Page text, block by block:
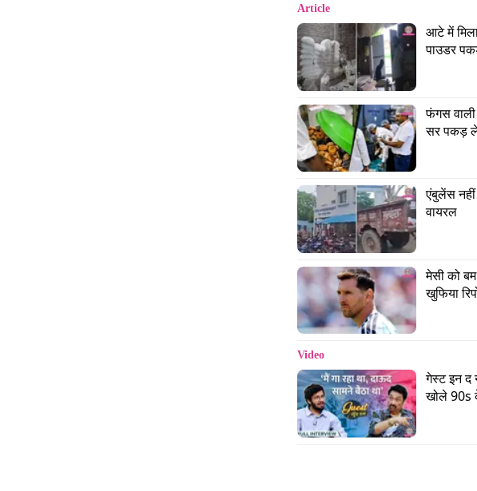
# डेनियल्स की सुपरहीरो
डेनियल क्वान और डेनियल
फिल्म बनाने जा रहे हैं. दी
Article
आटे में
पाउडर
फंगस
सर पकड़
एंबुलेंस नहीं
वायरल
मेसी को
खुफिया
Video
गेस्ट इन द
खोले 90s